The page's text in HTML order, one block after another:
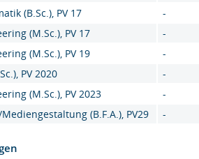
(B.Sc.), PV 17 -
(M.Sc.), PV 17 -
(M.Sc.), PV 19 -
PV 2020 -
(M.Sc.), PV 2023 -
(B.F.A.), PV29 -